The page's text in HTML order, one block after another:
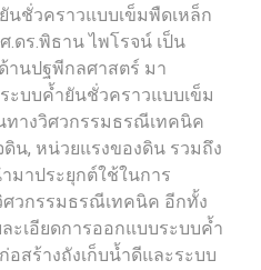
นชั่วคราวแบบเข็มพืดเหล็ก
.ดร.พิธาน ไพโรจน์ เป็น
นปฐพีกลศาสตร์ มา
ะบบค้ำยันชั่วคราวแบบเข็ม
ทางวิศวกรรมธรณีเทคนิค
ดิน, หน่วยแรงของดิน รวมถึง
มาประยุกต์ใช้ในการ
วกรรมธรณีเทคนิค อีกทั้ง
ะเอียดการออกแบบระบบค้ำ
สร้างถังเก็บน้ำดีและระบบ